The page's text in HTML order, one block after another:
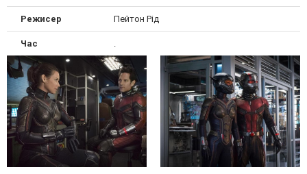
Режисер Пейтон Рід
Час